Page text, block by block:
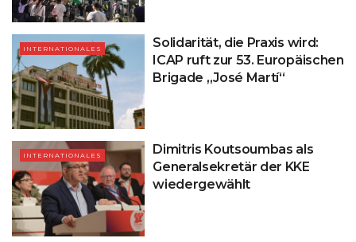
INTERNATIONALES
Solidarität, die Praxis wird:
ICAP ruft zur 53. Europäischen
Brigade „José Martí“
INTERNATIONALES
Dimitris Koutsoumbas als
Generalsekretär der KKE
wiedergewählt